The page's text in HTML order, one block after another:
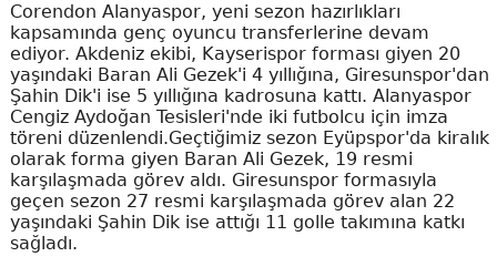
Corendon Alanyaspor, yeni sezon hazırlıkları
kapsamında genç oyuncu transferlerine devam
ediyor. Akdeniz ekibi, Kayserispor forması giyen 20
yaşındaki Baran Ali Gezek'i 4 yıllığına, Giresunspor'dan
Şahin Dik'i ise 5 yıllığına kadrosuna kattı. Alanyaspor
Cengiz Aydoğan Tesisleri'nde iki futbolcu için imza
töreni düzenlendi.Geçtiğimiz sezon Eyüpspor'da kiralık
olarak forma giyen Baran Ali Gezek, 19 resmi
karşılaşmada görev aldı. Giresunspor formasıyla
geçen sezon 27 resmi karşılaşmada görev alan 22
yaşındaki Şahin Dik ise attığı 11 golle takımına katkı
sağladı.